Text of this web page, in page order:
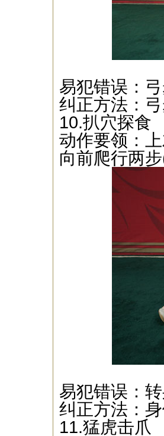
易犯错误：
纠正方法：
10.扒穴探食
动作要领：
向前爬行两步
易犯错误：
纠正方法：
11.猛虎击爪